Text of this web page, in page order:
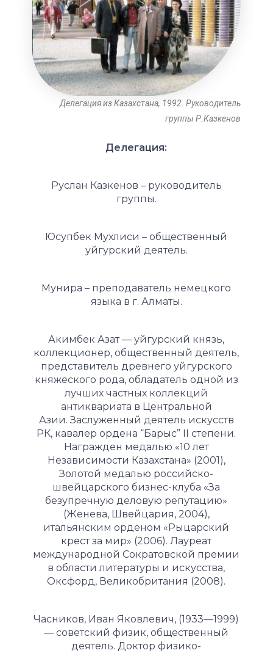
Делегация из Казахстана, 1992. Руководитель
группы Р.Казкенов
Делегация:
Руслан Казкенов – руководитель
группы.
Юсупбек Мухлиси – общественный
уйгурский деятель.
Мунира – преподаватель немецкого
языка в г. Алматы.
Акимбек Азат — уйгурский князь,
коллекционер, общественный деятель,
представитель древнего уйгурского
княжеского рода, обладатель одной из
лучших частных коллекций
антиквариата в Центральной
Азии. Заслуженный деятель искусств
РК, кавалер ордена “Барыс” II степени.
Награжден медалью «10 лет
Независимости Казахстана» (2001),
Золотой медалью российско-
швейцарского бизнес-клуба «За
безупречную деловую репутацию»
(Женева, Швейцария, 2004),
итальянским орденом «Рыцарский
крест за мир» (2006). Лауреат
международной Сократовской премии
в области литературы и искусства,
Оксфорд, Великобритания (2008).
Часников, Иван Яковлевич, (1933—1999)
— советский физик, общественный
деятель. Доктор физико-